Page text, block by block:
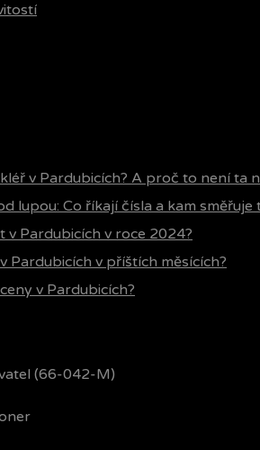
v Pardubicích? A proč to není ta
lupou: Co říkají čísla a kam směřuje
Pardubicích v roce 2024?
Pardubicích v příštích měsících?
v Pardubicích?
(66-042-M)